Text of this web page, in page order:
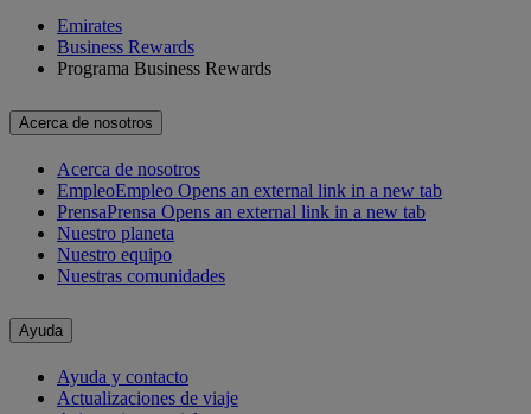
Emirates
Business Rewards
Programa Business Rewards
Acerca de nosotros
Acerca de nosotros
EmpleoEmpleo Opens an external link in a new tab
PrensaPrensa Opens an external link in a new tab
Nuestro planeta
Nuestro equipo
Nuestras comunidades
Ayuda
Ayuda y contacto
Actualizaciones de viaje